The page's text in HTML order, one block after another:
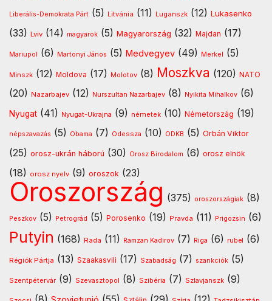
Liberális-Demokrata Párt (5) Litvánia (11) Luganszk (12) Lukasenko
(33) Lviv (14) magyarok (5) Magyarország (32) Majdan (17)
Mariupol (6) Martonyi János (5) Medvegyev (49) Merkel (5)
Minszk (12) Moldova (17) Molotov (8) Moszkva (120) NATO
(20) Nazarbajev (12) Nurszultan Nazarbajev (8) Nyikita Mihalkov (6)
Nyugat (41) Nyugat-Ukrajna (9) németek (10) Németország (19)
népszavazás (5) Obama (7) Odessza (10) ODKB (5) Orbán Viktor
(25) orosz-ukrán háború (30) Orosz Birodalom (6) orosz elnök
(18) orosz nyelv (9) oroszok (23)
Oroszország (375) oroszországiak (8)
Peszkov (5) Petrográd (5) Porosenko (19) Pravda (11) Prigozsin (6)
Putyin (168) Rada (11) Ramzan Kadirov (7) Riga (6) rubel (6)
Régiók Pártja (13) Szaakasvili (17) Szabadság (7) szankciók (5)
Szentpétervár (9) Szevasztopol (8) Szibéria (7) Szlavjanszk (9)